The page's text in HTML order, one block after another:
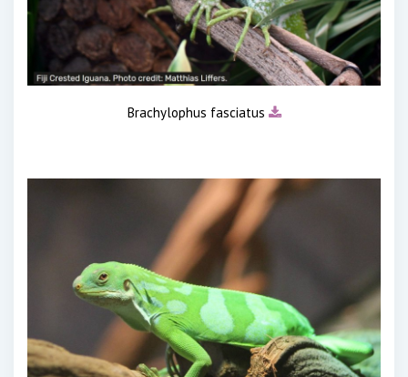
Brachylophus fasciatus